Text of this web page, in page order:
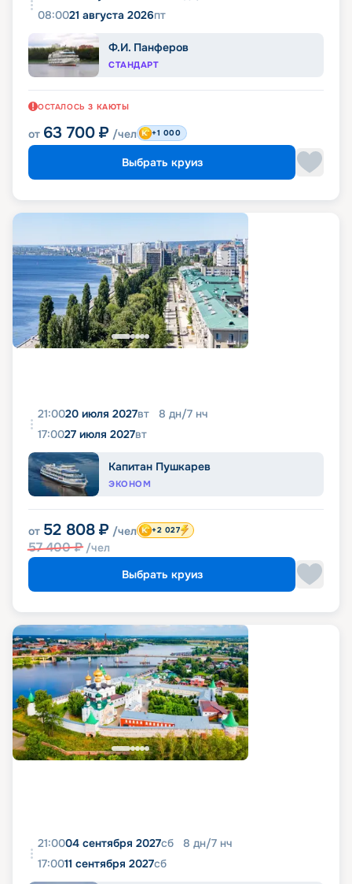
08:0021 августа 2026пт
Ф.И. Панферов
СТАНДАРТ
ОСТАЛОСЬ 3 КАЮТЫ
от 63 700 ₽ /чел +1 000
Выбрать круиз
21:0020 июля 2027вт 8 дн/7 нч
17:0027 июля 2027вт
Капитан Пушкарев
ЭКОНОМ
от 52 808 ₽ /чел
57 400₽ /чел
+2 027
Выбрать круиз
21:0004 сентября 2027сб 8 дн/7 нч
17:0011 сентября 2027сб